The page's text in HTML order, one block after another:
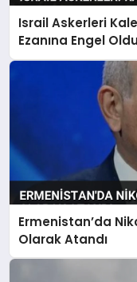
Israil Askerleri
Ezanına Engel Oldu
Ermenistan’da
Olarak Atandı